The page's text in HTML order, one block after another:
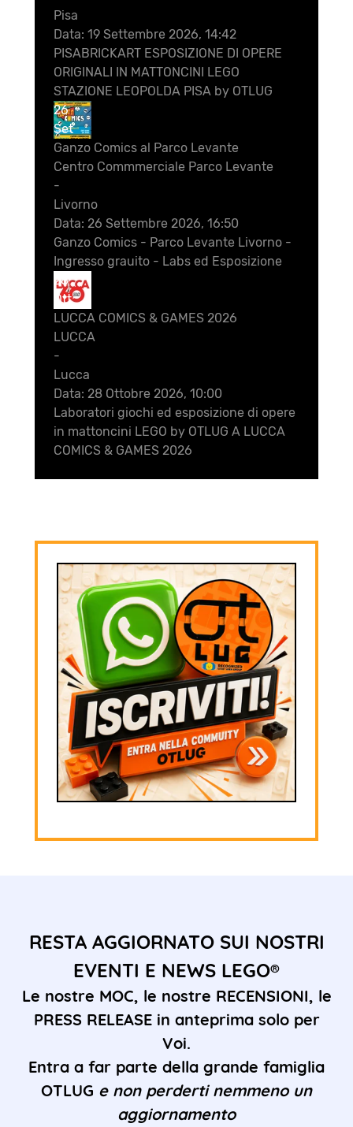
Pisa
Data: 19 Settembre 2026, 14:42
PISABRICKART ESPOSIZIONE DI OPERE
ORIGINALI IN MATTONCINI LEGO
STAZIONE LEOPOLDA PISA by OTLUG
26
Set
Ganzo Comics al Parco Levante
Centro Commmerciale Parco Levante
-
Livorno
Data: 26 Settembre 2026, 16:50
Ganzo Comics - Parco Levante Livorno -
Ingresso grauito - Labs ed Esposizione
28
Ott
LUCCA COMICS & GAMES 2026
LUCCA
-
Lucca
Data: 28 Ottobre 2026, 10:00
Laboratori giochi ed esposizione di opere
in mattoncini LEGO by OTLUG A LUCCA
COMICS & GAMES 2026
RESTA AGGIORNATO SUI NOSTRI
EVENTI E NEWS LEGO®
Le nostre MOC, le nostre RECENSIONI, le
PRESS RELEASE in anteprima solo per
Voi.
Entra a far parte della grande famiglia
OTLUG e non perderti nemmeno un
aggiornamento